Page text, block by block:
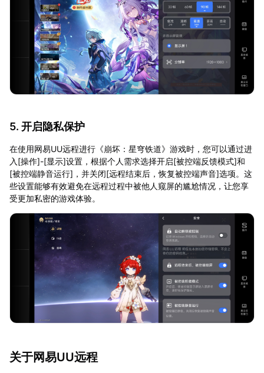
5. 开启隐私保护
在使用网易UU远程进行《崩坏：星穹铁道》游戏时，您可以通过进
入[操作]-[显示]设置，根据个人需求选择开启[被控端反馈模式]和
[被控端静音运行]，并关闭[远程结束后，恢复被控端声音]选项。这
些设置能够有效避免在远程过程中被他人窥屏的尴尬情况，让您享
受更加私密的游戏体验。
关于网易UU远程